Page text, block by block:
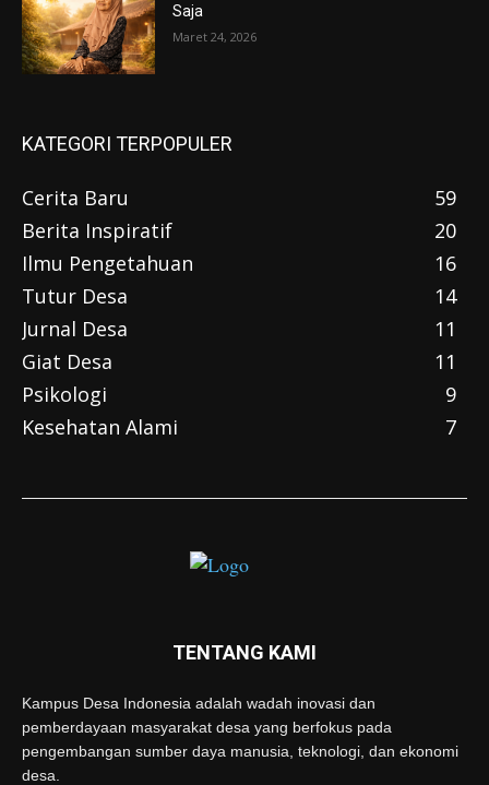
Saja
Maret 24, 2026
KATEGORI TERPOPULER
Cerita Baru
59
Berita Inspiratif
20
Ilmu Pengetahuan
16
Tutur Desa
14
Jurnal Desa
11
Giat Desa
11
Psikologi
9
Kesehatan Alami
7
TENTANG KAMI
Kampus Desa Indonesia adalah wadah inovasi dan
pemberdayaan masyarakat desa yang berfokus pada
pengembangan sumber daya manusia, teknologi, dan ekonomi
desa.